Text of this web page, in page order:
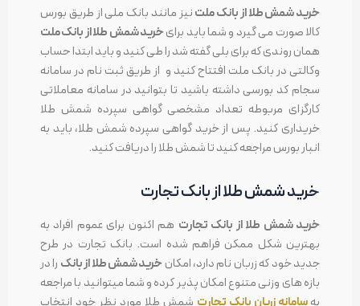
خرید شمش طلا از بانک ملتنیز مانند بانک ملی از طریق بورس
کالا صورت می گیرد و شما باید برایخرید شمش طلا از بانک ملت
همان روندی که برای بلی گفته شد را طی کنید و باید ابتدا حساب
وکالتی در بانک ملت افتتاح کنید و از طریق ثبت نام در سامانه
سجام کد بورسی داشته باشید تا بتوانید در سامانه معاملاتی
کارگزای مربوطه تعداد مشخصی گواهی سپرده شمش طلا
خریداری کنید. پس از خرید گواهی سپرده شمش طلا، باید به
انبار بورس مراجعه کنید تا شمش طلا را دریافت کنید.
خرید شمش طلا از بانک تجارت
خرید شمش طلا از بانک تجارت هم اکنون برای عموم افراد به
بهترین شکل ممکن فراهم شده است. بانک تجارت در طرح
جدید خود که زربان نام دارد، امکانخرید شمش طلا از بانک را در
بازه های وزنی متنوع امکان پذیر کرده و شما میتوانید با مراجعه
بهسامانه زربان بانک تجارت شمش طلا مورد نظر خود انتخاب